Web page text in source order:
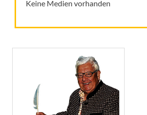
Keine Medien vorhanden